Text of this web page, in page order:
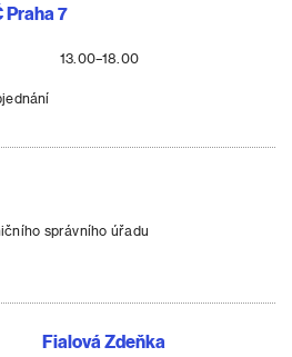
Praha 7
13.00–18.00
správního úřadu
Fialová Zdeňka